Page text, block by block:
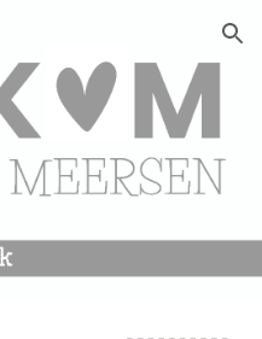
Skip to navigation